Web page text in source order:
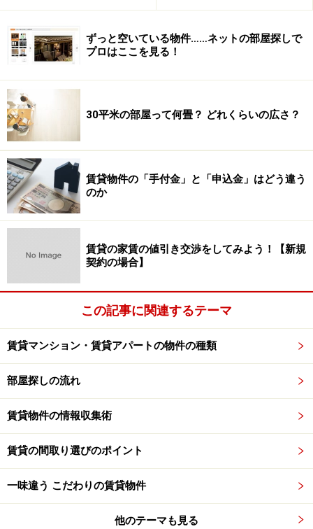
ずっと空いている物件……ネットの部屋探しで
プロはここを見る！
30平米の部屋って何畳？ どれくらいの広さ？
賃貸物件の「手付金」と「申込金」はどう違う
のか
賃貸の家賃の値引き交渉をしてみよう！【新規
契約の場合】
この記事に関連するテーマ
賃貸マンション・賃貸アパートの物件の種類
部屋探しの流れ
賃貸物件の情報収集術
賃貸の間取り選びのポイント
一味違う こだわりの賃貸物件
他のテーマも見る